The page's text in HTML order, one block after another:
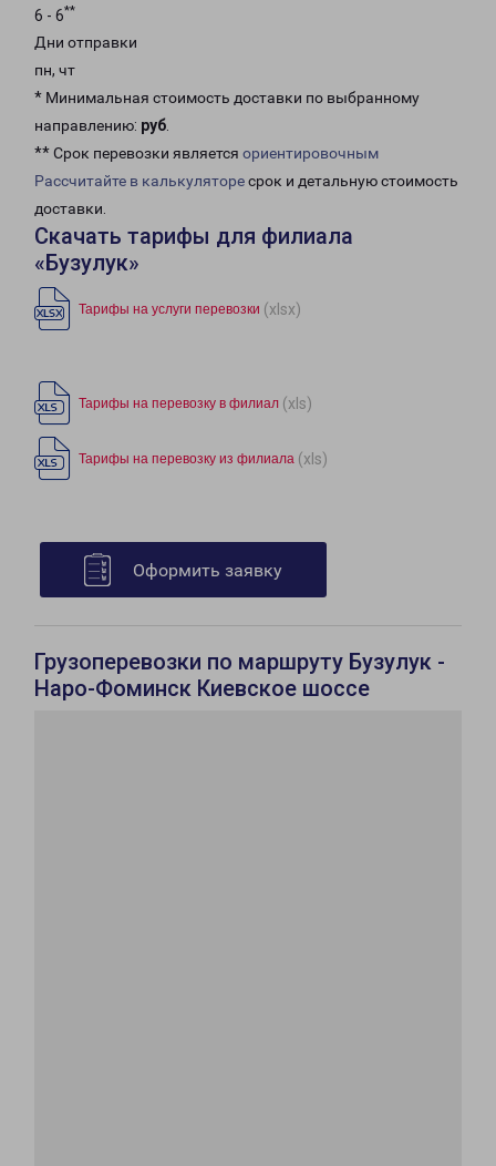
6 - 6**
Дни отправки
пн, чт
* Минимальная стоимость доставки по выбранному
направлению: руб.
** Срок перевозки является ориентировочным
Рассчитайте в калькуляторесрок и детальную стоимость
доставки.
Скачать тарифы для филиала
«Бузулук»
Тарифы на услуги перевозки (xlsx)
Тарифы на перевозку в филиал (xls)
Тарифы на перевозку из филиала (xls)
Оформить заявку
Грузоперевозки по маршруту Бузулук -
Наро-Фоминск Киевское шоссе